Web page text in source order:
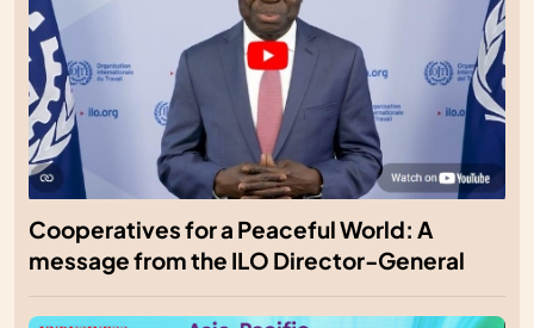
Cooperatives for a Peaceful World: A
message from the ILO Director-General